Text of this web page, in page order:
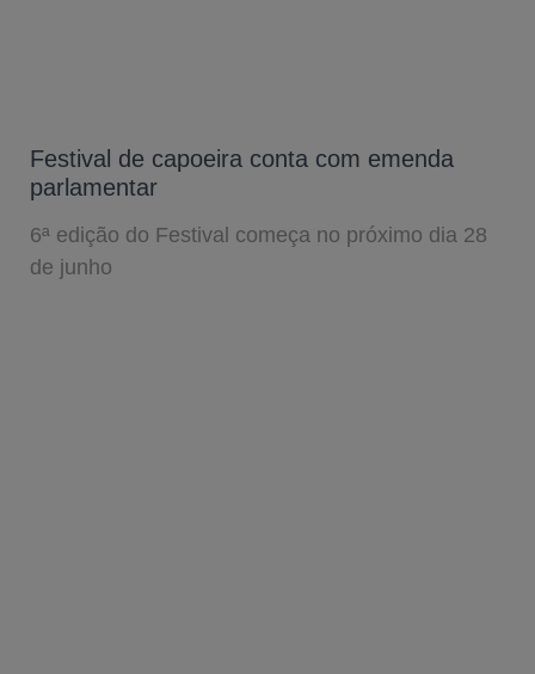
Festival de capoeira conta com emenda
parlamentar
6ª edição do Festival começa no próximo dia 28
de junho